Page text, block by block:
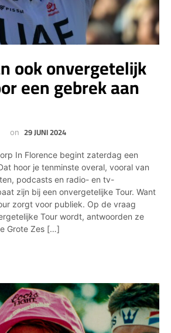
ook onvergetelijk
een gebrek aan
on 29 JUNI 2024
In Florence begint zaterdag een
hoor je tenminste overal, vooral van
podcasts en radio- en tv-
zijn bij een onvergetelijke Tour. Want
zorgt voor publiek. Op de vraag
Tour wordt, antwoorden ze
Grote Zes […]